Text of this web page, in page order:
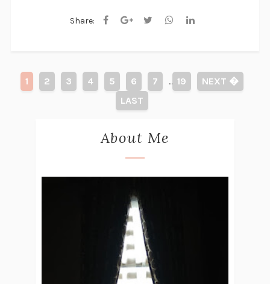
Share:
1 2 3 4 5 6 7 ... 19
NEXT �
LAST
About Me